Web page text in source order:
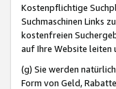
Kostenpflichtige
Suchmaschinen Links
kostenfreien
auf Ihre Website
(g) Sie werden
Form von Geld,